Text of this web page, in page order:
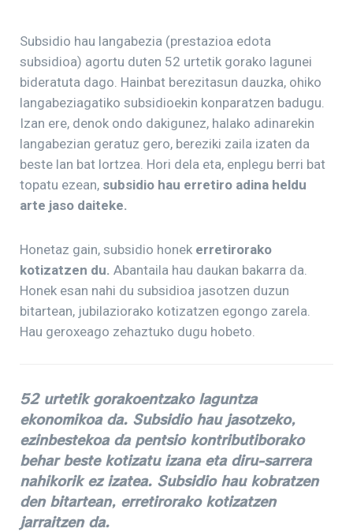
Subsidio hau langabezia (prestazioa edota
subsidioa) agortu duten 52 urtetik gorako lagunei
bideratuta dago. Hainbat berezitasun dauzka, ohiko
langabeziagatiko subsidioekin konparatzen badugu.
Izan ere, denok ondo dakigunez, halako adinarekin
langabezian geratuz gero, bereziki zaila izaten da
beste lan bat lortzea. Hori dela eta, enplegu berri bat
topatu ezean, subsidio hau erretiro adina heldu
arte jaso daiteke.
Honetaz gain, subsidio honek erretirorako
kotizatzen du. Abantaila hau daukan bakarra da.
Honek esan nahi du subsidioa jasotzen duzun
bitartean, jubilaziorako kotizatzen egongo zarela.
Hau geroxeago zehaztuko dugu hobeto.
52 urtetik gorakoentzako laguntza
ekonomikoa da. Subsidio hau jasotzeko,
ezinbestekoa da pentsio kontributiborako
behar beste kotizatu izana eta diru-sarrera
nahikorik ez izatea. Subsidio hau kobratzen
den bitartean, erretirorako kotizatzen
jarraitzen da.